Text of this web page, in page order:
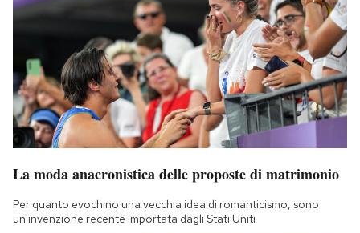
La moda anacronistica delle proposte di matrimonio
Per quanto evochino una vecchia idea di romanticismo, sono
un'invenzione recente importata dagli Stati Uniti